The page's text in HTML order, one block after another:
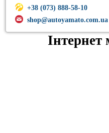
+38 (073) 888-58-10
shop@autoyamato.com.ua